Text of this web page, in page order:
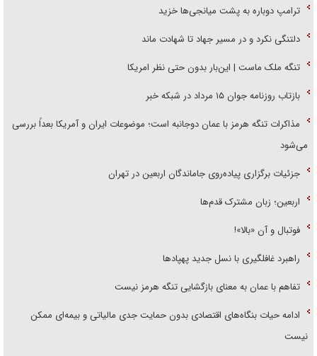
ترامپ دوباره به پشت میانجی‌ها خزید
دلتنگی نکرد و در مسیر جهاد تا شهادت ماند
تنگه ملک ماست | این‌بار بدون حتی نظر امریکا
بازتاب روزنامه جوان ۱۵ مرداد در شبکه خبر
مذاکرات تنگه هرمز با عمان دوجانبه است؛ موضوعات ایران و آمریکا بعداً بررسی
می‌شود
جزئیات برگزاری پیاده‌روی جاماندگان اربعین در تهران
اربعین؛ زبان مشترک قدم‌ها
فوتبال و آن «بالا»!
راهبرد غافلگیری با نسل جدید پهپاد‌ها
تفاهم با عمان به معنای بازگشایی تنگه هرمز نیست
ادامه حیات بنگاه‌های اقتصادی بدون حمایت جدی مالیاتی و بیمه‌ای ممکن
نیست